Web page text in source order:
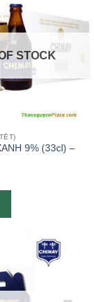
STOCK
9% (33cl) –